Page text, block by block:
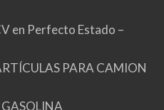
en Perfecto Estado –
PARA CAMION